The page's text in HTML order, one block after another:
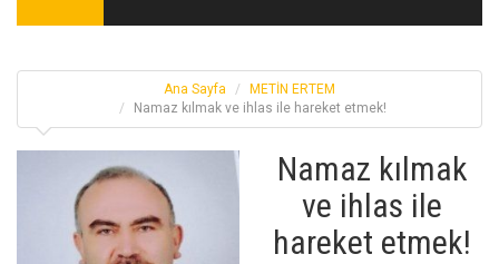
Ana Sayfa
METİN ERTEM
Namaz kılmak ve ihlas ile hareket etmek!
Namaz kılmak
ve ihlas ile
hareket etmek!